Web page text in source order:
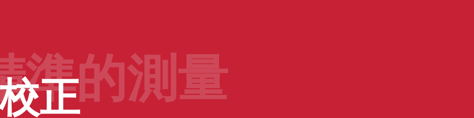
正
準的測量